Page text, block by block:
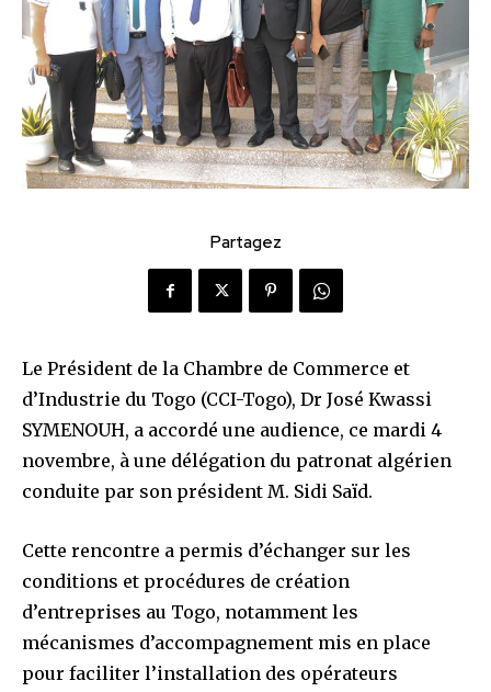
Partagez
Le Président de la Chambre de Commerce et
d’Industrie du Togo (CCI-Togo), Dr José Kwassi
SYMENOUH, a accordé une audience, ce mardi 4
novembre, à une délégation du patronat algérien
conduite par son président M. Sidi Saïd.
Cette rencontre a permis d’échanger sur les
conditions et procédures de création
d’entreprises au Togo, notamment les
mécanismes d’accompagnement mis en place
pour faciliter l’installation des opérateurs